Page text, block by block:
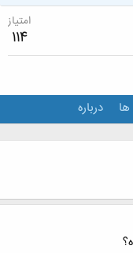
امتیاز
114
درباره